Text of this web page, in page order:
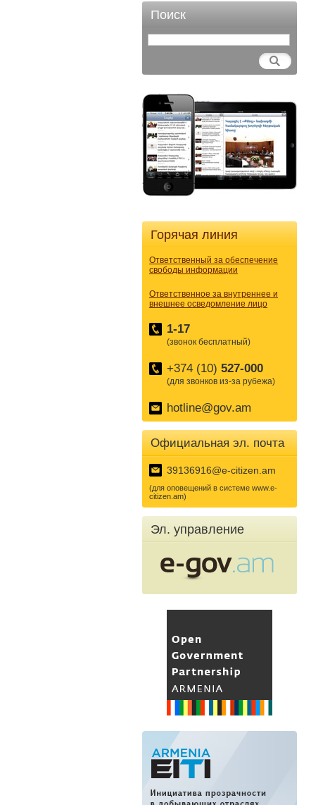
Поиск
Горячая линия
Ответственный за обеспечение
свободы информации
Ответственное за внутреннее и
внешнее осведомление лицо
1-17
(звонок бесплатный)
+374 (10) 527-000
(для звонков из-за рубежа)
hotline@gov.am
Официальная эл. почта
39136916@e-citizen.am
(для оповещений в системе www.e-
citizen.am)
Эл. управление